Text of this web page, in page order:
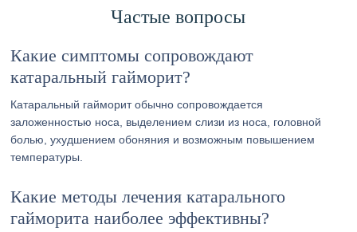
Частые вопросы
Какие симптомы сопровождают
катаральный гайморит?
Катаральный гайморит обычно сопровождается
заложенностью носа, выделением слизи из носа, головной
болью, ухудшением обоняния и возможным повышением
температуры.
Какие методы лечения катарального
гайморита наиболее эффективны?